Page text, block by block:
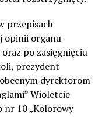
przepisach
opinii organu
po zasięgnięciu
prezydent
dyrektorom
Wioletcie
nr 10 „Kolorowy